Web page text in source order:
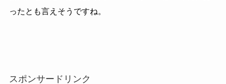
ったとも言えそうですね。
スポンサードリンク